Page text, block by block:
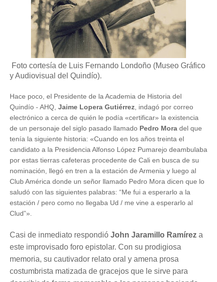
Foto cortesía de Luis Fernando Londoño (Museo Gráfico
y Audiovisual del Quindío).
Hace poco, el Presidente de la Academia de Historia del
Quindío - AHQ, Jaime Lopera Gutiérrez , indagó por correo
electrónico a cerca de quién le podía «certificar» la existencia
de un personaje del siglo pasado llamado Pedro Mora del que
tenía la siguiente historia: «Cuando en los años treinta el
candidato a la Presidencia Alfonso López Pumarejo deambulaba
por estas tierras cafeteras procedente de Cali en busca de su
nominación, llegó en tren a la estación de Armenia y luego al
Club América donde un señor llamado Pedro Mora dicen que lo
saludó con las siguientes palabras: “Me fui a esperarlo a la
estación / pero como no llegaba Ud / me vine a esperarlo al
Clud”».
Casi de inmediato respondió John Jaramillo Ramírez a
este improvisado foro epistolar. Con su prodigiosa
memoria, su cautivador relato oral y amena prosa
costumbrista matizada de gracejos que le sirve para